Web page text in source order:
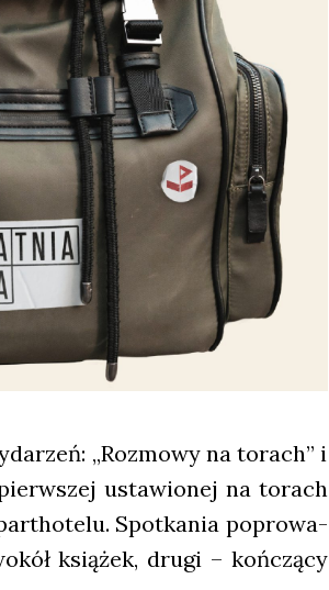
„Roz­mo­wy na torach” i
usta­wio­nej na torach
Spo­tka­nia popro­wa­
ksią­żek, dru­gi – koń­czą­cy